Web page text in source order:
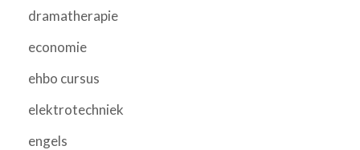
dramatherapie
economie
ehbo cursus
elektrotechniek
engels